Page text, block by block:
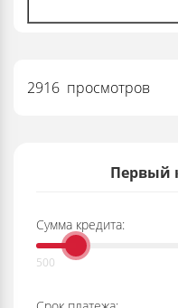
Первый
Сумма кредита:
2916 просмотров